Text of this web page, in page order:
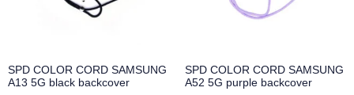
SPD COLOR CORD SAMSUNG
A13 5G black backcover
SPD COLOR CORD SAMSUNG
A52 5G purple backcover